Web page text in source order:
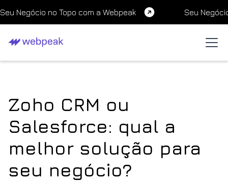
Seu Negócio no Topo com a Webpeak Seu
Zoho CRM ou
Salesforce: qual a
melhor solução para
seu negócio?